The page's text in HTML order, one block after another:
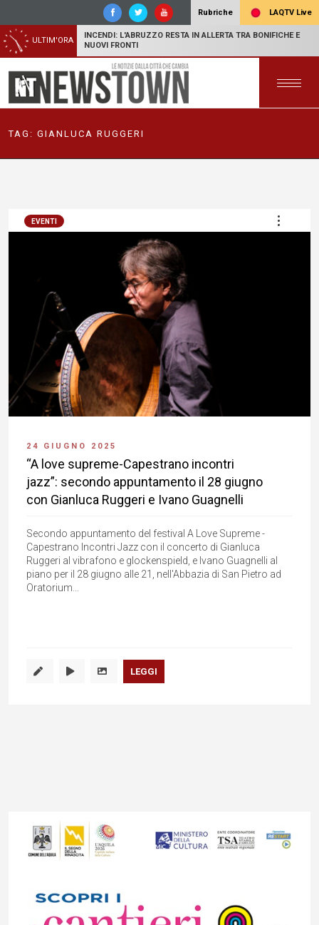
Rubriche LAQTV Live
ULTIM'ORA
INCENDI: L'ABRUZZO RESTA IN ALLERTA TRA BONIFICHE E
NUOVI FRONTI
TAG: GIANLUCA RUGGERI
EVENTI
24 GIUGNO 2025
“A love supreme-Capestrano incontri
jazz”: secondo appuntamento il 28 giugno
con Gianluca Ruggeri e Ivano Guagnelli
Secondo appuntamento del festival A Love Supreme -
Capestrano Incontri Jazz con il concerto di Gianluca
Ruggeri al vibrafono e glockenspield, e Ivano Guagnelli al
piano per il 28 giugno alle 21, nell'Abbazia di San Pietro ad
Oratorium...
LEGGI